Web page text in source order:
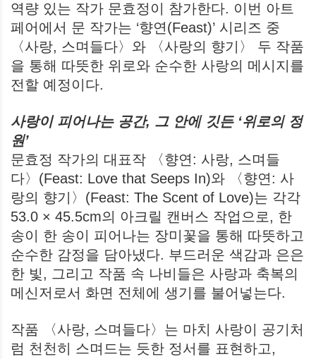
역량 있는 작가 문효정이 참가한다. 이번 아트
페어에서 문 작가는 ‘향연(Feast)’ 시리즈 중
〈사랑, 스며들다〉와 〈사랑의 향기〉 두 작품
을 통해 따뜻한 위로와 순수한 사랑의 메시지를
전할 예정이다.
사랑이 피어나는 공간, 그 안에 깃든 ‘위로의 정
원’
문효정 작가의 대표작 〈향연: 사랑, 스며들
다〉(Feast: Love that Seeps In)와 〈향연: 사
랑의 향기〉(Feast: The Scent of Love)는 각각
53.0 × 45.5cm의 아크릴 캔버스 작업으로, 한
송이 한 송이 피어나는 장미꽃을 통해 따뜻하고
순수한 감정을 담아냈다. 부드러운 색감과 은은
한 빛, 그리고 작품 속 나비들은 사랑과 축복의
메신저로서 화면 전체에 생기를 불어넣는다.
작품 〈사랑, 스며들다〉는 마치 사랑이 공기처
럼 천천히 스며드는 듯한 정서를 표현하고,